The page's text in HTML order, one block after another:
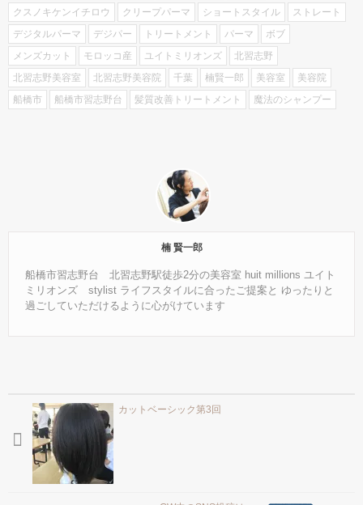
クスノキケンイチロウ
クリープパーマ ショートスタイル
ストレート
デジタルパーマ
デジパー トリートメント パーマ
ボブ
メンズカット
モロッコ産 ユイトミリオンズ
北習志野
北習志野美容室
北習志野美容院 千葉 楠賢一郎 美容室
美容院
船橋市
船橋市習志野台 髪質改善トリートメント 魔法のシャンプー
楠 賢一郎
船橋市習志野台 北習志野駅徒歩2分の美容室 huit millions ユイト
ミリオンズ stylist ライフスタイルに合ったご提案と ゆったりと
過ごしていただけるように心がけています
カットベーシック第3回